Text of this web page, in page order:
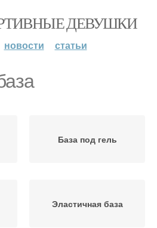
ДЕВУШКИ
новости статьи
База под гель
Эластичная база